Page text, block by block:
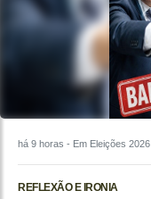
há 9 horas - Em Eleições 2026
REFLEXÃO E IRONIA